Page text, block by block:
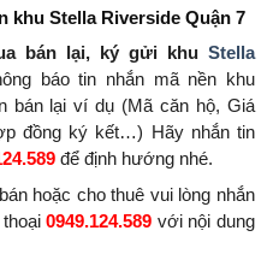
khu Stella Riverside Quận 7
bán lại, ký gửi khuStella
báo tin nhắn mã nền khu
bán lại ví dụ (Mã căn hộ, Giá
đồng ký kết…) Hãy nhắn tin
để định hướng nhé.
hoặc cho thuê vui lòng nhắn
thoại0949.124.589 với nội dung